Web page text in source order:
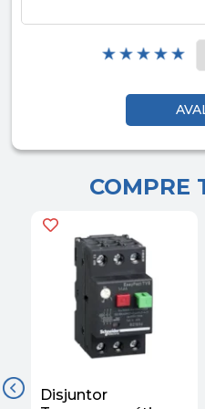
COMPRE
Disjuntor